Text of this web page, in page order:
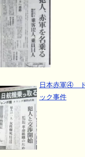
日本赤軍④ ド
ック事件